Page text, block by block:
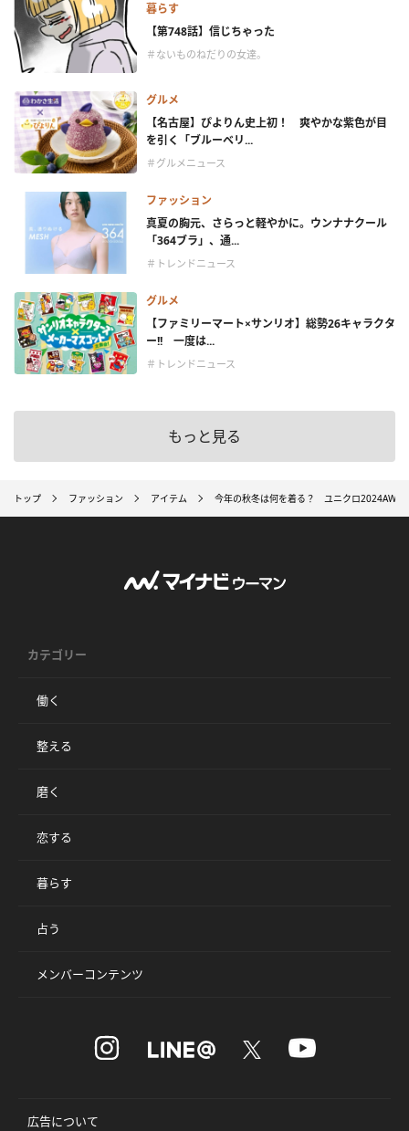
暮らす
【第748話】信じちゃった
＃ないものねだりの女達。
グルメ
【名古屋】ぴよりん史上初！ 爽やかな紫色が目
を引く「ブルーベリ...
＃グルメニュース
ファッション
真夏の胸元、さらっと軽やかに。ウンナナクール
「364ブラ」、通...
＃トレンドニュース
グルメ
【ファミリーマート×サンリオ】総勢26キャラクタ
ー!! 一度は...
＃トレンドニュース
もっと見る
トップ ファッション アイテム 今年の秋冬は何を着る？ ユニクロ2024AW展
カテゴリー
働く
整える
磨く
恋する
暮らす
占う
メンバーコンテンツ
広告について